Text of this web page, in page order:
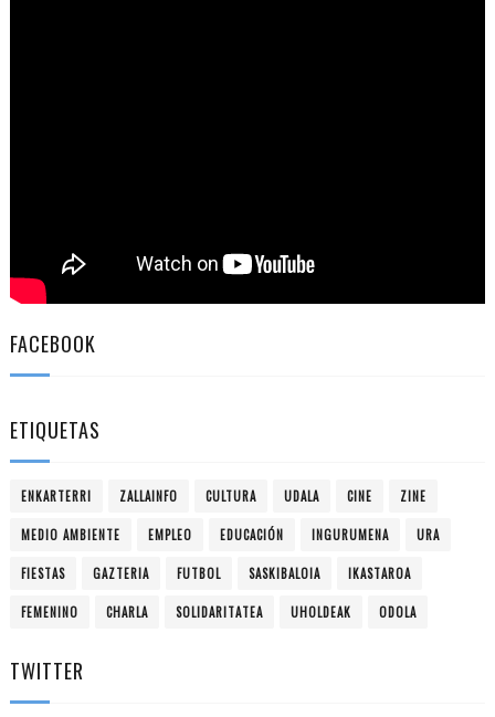
FACEBOOK
ETIQUETAS
ENKARTERRI ZALLAINFO CULTURA UDALA CINE ZINE
MEDIO AMBIENTE EMPLEO EDUCACIÓN INGURUMENA URA
FIESTAS GAZTERIA FUTBOL SASKIBALOIA IKASTAROA
FEMENINO CHARLA SOLIDARITATEA UHOLDEAK ODOLA
TWITTER